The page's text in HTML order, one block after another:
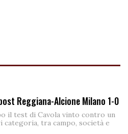
Reggiana-Alcione Milano 1-0
il test di Cavola vinto contro un
categoria, tra campo, società e